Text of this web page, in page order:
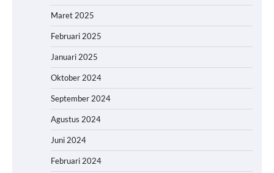
Maret 2025
Februari 2025
Januari 2025
Oktober 2024
September 2024
Agustus 2024
Juni 2024
Februari 2024